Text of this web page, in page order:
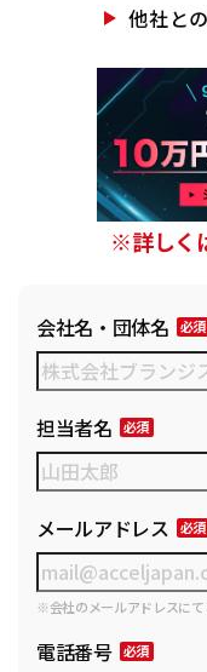
他社と
※詳しく
会社名・団体名
担当者名
メールアドレス
※会社のメールアドレスに
電話番号